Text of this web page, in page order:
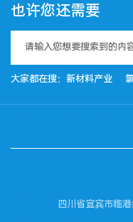
也许您还需要
大家都在搜： 新材料产业
四川省宜宾市临